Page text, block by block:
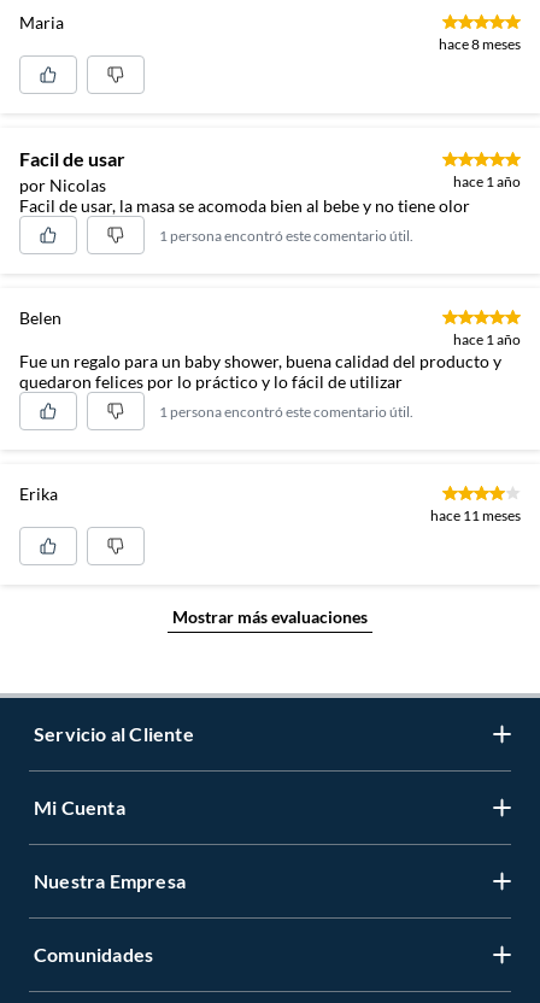
Maria
hace 8 meses
Facil de usar
por Nicolas hace 1 año
Facil de usar, la masa se acomoda bien al bebe y no tiene olor
1 persona encontró este comentario útil.
Belen
hace 1 año
Fue un regalo para un baby shower, buena calidad del producto y
quedaron felices por lo práctico y lo fácil de utilizar
1 persona encontró este comentario útil.
Erika
hace 11 meses
Mostrar más evaluaciones
Servicio al Cliente
Contáctanos
Tiendas y horarios
Mi Cuenta
Registrate
Nuestra Empresa
Sobre Nosotros
Comunidades